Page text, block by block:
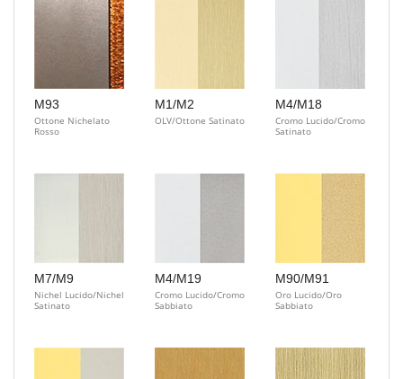
M93
Ottone Nichelato
Rosso
M1/M2
OLV/Ottone Satinato
M4/M18
Cromo Lucido/Cromo
Satinato
M7/M9
Nichel Lucido/Nichel
Satinato
M4/M19
Cromo Lucido/Cromo
Sabbiato
M90/M91
Oro Lucido/Oro
Sabbiato